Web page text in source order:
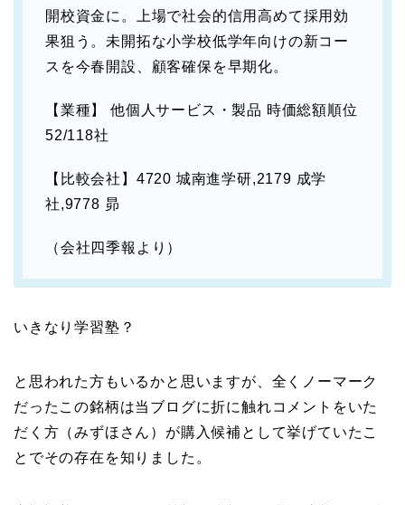
開校資金に。上場で社会的信用高めて採用効
果狙う。未開拓な小学校低学年向けの新コー
スを今春開設、顧客確保を早期化。
【業種】 他個人サービス・製品 時価総額順位
52/118社
【比較会社】4720 城南進学研,2179 成学
社,9778 昴
（会社四季報より）
いきなり学習塾？
と思われた方もいるかと思いますが、全くノーマーク
だったこの銘柄は当ブログに折に触れコメントをいた
だく方（みずほさん）が購入候補として挙げていたこ
とでその存在を知りました。